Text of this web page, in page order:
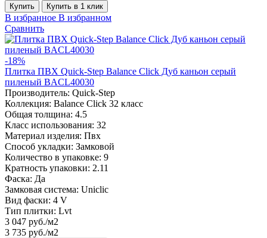
Купить Купить в 1 клик
В избранное В избранном
Сравнить
-18%
Плитка ПВХ Quick-Step Balance Click Дуб каньон серый
пиленый BACL40030
Производитель: Quick-Step
Коллекция: Balance Click 32 класс
Общая толщина: 4.5
Класс использования: 32
Материал изделия: Пвх
Способ укладки: Замковой
Количество в упаковке: 9
Кратность упаковки: 2.11
Фаска: Да
Замковая система: Uniclic
Вид фаски: 4 V
Тип плитки: Lvt
3 047 руб./м2
3 735 руб./м2